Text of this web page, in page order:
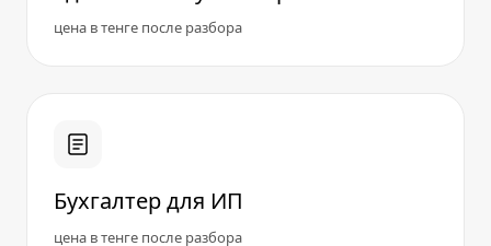
цена в тенге после разбора
Бухгалтер для ИП
цена в тенге после разбора